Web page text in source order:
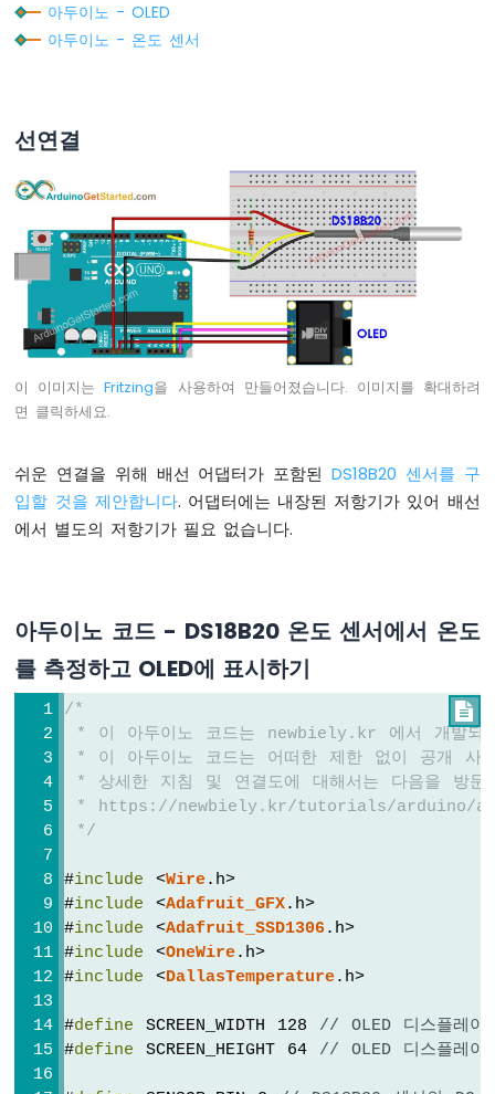
플
로
두
이
노
-
링
두
이
노
-
-
지
연
없
임
두
이
LED
아두이노 - OLED
아두이노 - 온도 센서
선연결
이 이미지는Fritzing을 사용하여 만들어졌습니다. 이미지를 확대하려
면 클릭하세요.
쉬운 연결을 위해 배선 어댑터가 포함된DS18B20 센서를 구
입할 것을 제안합니다. 어댑터에는 내장된 저항기가 있어 배선
에서 별도의 저항기가 필요 없습니다.
아두이노 코드 - DS18B20 온도 센서에서 온도
를 측정하고 OLED에 표시하기

/*
* 이 아두이노 코드는 newbiely.kr 에서 개발되
* 이 아두이노 코드는 어떠한 제한 없이 공개 사
* 상세한 지침 및 연결도에 대해서는 다음을 방문
* https://newbiely.kr/tutorials/arduino/
*/
#include <Wire.h>
#include <Adafruit_GFX.h>
#include <Adafruit_SSD1306.h>
#include <OneWire.h>
#include <DallasTemperature.h>
#define SCREEN_WIDTH 128 // OLED 디스플레
#define SCREEN_HEIGHT 64 // OLED 디스플레